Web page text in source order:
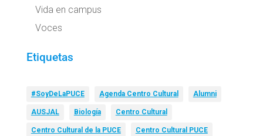
Vida en campus
Voces
Etiquetas
#SoyDeLaPUCE Agenda Centro Cultural Alumni
AUSJAL Biología Centro Cultural
Centro Cultural de la PUCE Centro Cultural PUCE